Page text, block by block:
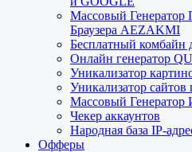
Массовый Генератор
Браузера AEZAKMI
Бесплатный комбайн
Онлайн генератор
Уникализатор
Уникализатор
Массовый Генератор
Чекер аккаунтов
Народная база IP-
Офферы